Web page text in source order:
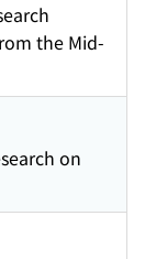
the Mid-
on